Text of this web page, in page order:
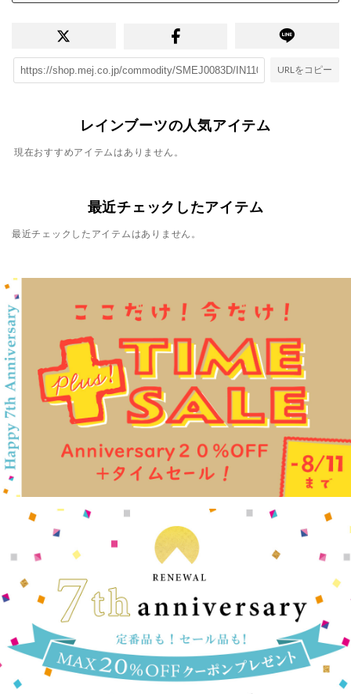
URLをコピー
レインブーツの人気アイテム
現在おすすめアイテムはありません。
最近チェックしたアイテム
最近チェックしたアイテムはありません。